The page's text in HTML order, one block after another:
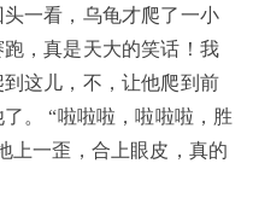
一看，乌龟才爬了一小
，真是天大的笑话！我
这儿，不，让他爬到前
。 “啦啦啦，啦啦啦，胜
上一歪，合上眼皮，真的